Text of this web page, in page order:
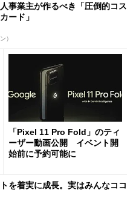
事業主が作るべき「圧倒的コス
ード」
）
「Pixel 11 Pro Fold」のティ
ーザー動画公開 イベント開
始前に予約可能に
を着実に成長。実はみんなココ